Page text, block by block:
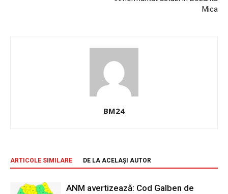
Mica
BM24
ARTICOLE SIMILARE DE LA ACELAȘI AUTOR
ANM avertizează: Cod Galben de